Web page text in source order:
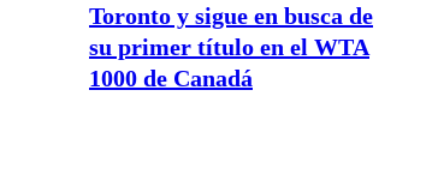
Toronto y sigue en busca de
su primer título en el WTA
1000 de Canadá